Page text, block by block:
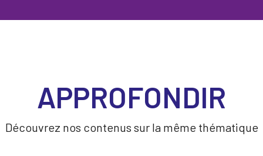
APPROFONDIR
Découvrez nos contenus sur la même thématique